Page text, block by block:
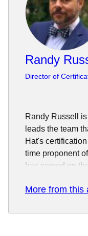
Randy
Director of
Randy Russell
leads the team
Hat's
time proponent
has served on
well as having
Association of
More from this